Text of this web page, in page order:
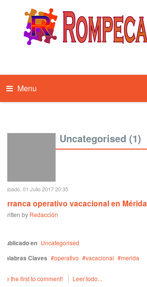
Menu
Uncategorised (1)
Sábado, 01 Julio 2017 20:35
Arranca operativo vacacional en Mérida
Written by Redacción
Publicado en Uncategorised
Palabras Claves operativo vacacional merida
Be the first to comment! Leer todo...